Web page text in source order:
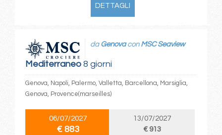
DETTAGLI
Mediterraneo8 giorni
da Genovacon MSC Seaview
Genova, Napoli, Palermo, Valletta, Barcellona, Marsiglia,
Genova, Provence(marseilles)
06/07/2027
€ 883
13/07/2027
€ 913